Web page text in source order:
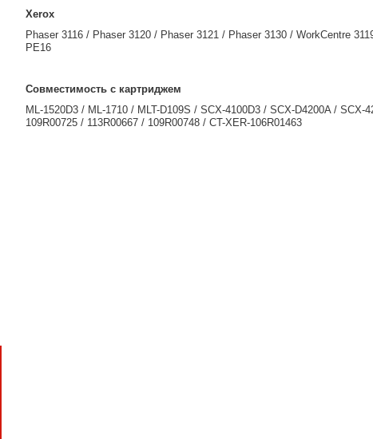
Xerox
Phaser 3116 / Phaser 3120 / Phaser 3121 / Phaser 3130 / WorkCentre
PE16
Cовместимость с картриджем
ML-1520D3 / ML-1710 / MLT-D109S / SCX-4100D3 / SCX-D4200A / SCX-
109R00725 / 113R00667 / 109R00748 / CT-XER-106R01463